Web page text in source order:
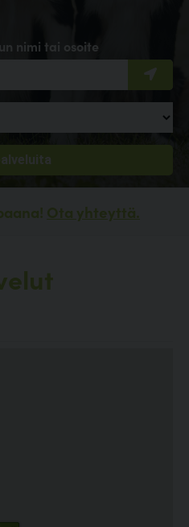
nimi tai osoite
Ota yhteyttä.